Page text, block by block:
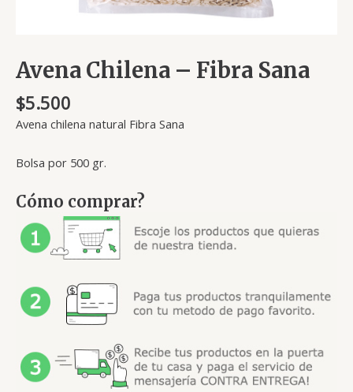
Avena Chilena – Fibra Sana
$5.500
Avena chilena natural Fibra Sana
Bolsa por 500 gr.
Cómo comprar?